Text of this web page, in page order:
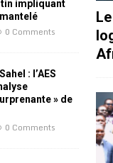
impliquant
0 Comments
: l’AES
» de
0 Comments